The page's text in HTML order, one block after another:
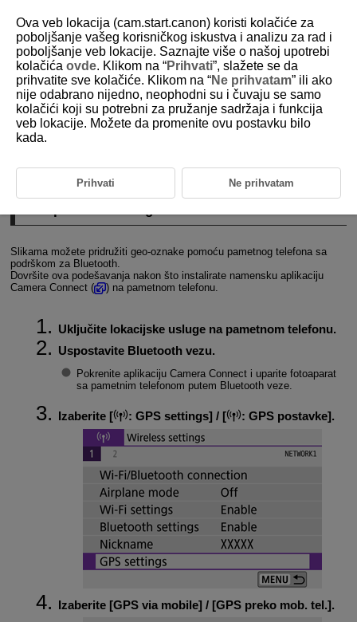
D101-158
GPS postavke
GPS preko mobilnog telefona
Prikaz informacija o GPS vezi
Slikama možete pridružiti geo-oznake pomoću pametnog telefona sa
podrškom za Bluetooth.
Dovršite ova podešavanja nakon što instalirate namensku aplikaciju
Camera Connect (
) na pametnom telefonu.
Uključite lokacijske usluge na pametnom telefonu.
Uspostavite Bluetooth vezu.
Pokrenite aplikaciju Camera Connect i uparite fotoaparat
sa pametnim telefonom putem Bluetooth veze.
Izaberite [ : GPS settings] / [ : GPS postavke].
Izaberite [GPS via mobile] / [GPS preko mob. tel.].
Ova veb lokacija (cam.start.canon) koristi kolačiće za
poboljšanje vašeg korisničkog iskustva i analizu za rad i
poboljšanje veb lokacije. Saznajte više o našoj upotrebi
kolačića ovde. Klikom na “Prihvati”, slažete se da
prihvatite sve kolačiće. Klikom na “Ne prihvatam” ili ako
nije odabrano nijedno, neophodni su i čuvaju se samo
kolačići koji su potrebni za pružanje sadržaja i funkcija
veb lokacije. Možete da promenite ovu postavku bilo
kada.
Prihvati Ne prihvatam